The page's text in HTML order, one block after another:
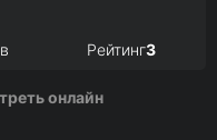
Рейтинг3
онлайн